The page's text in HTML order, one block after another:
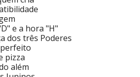
e a hora "H"
dos três Poderes
pizza
além